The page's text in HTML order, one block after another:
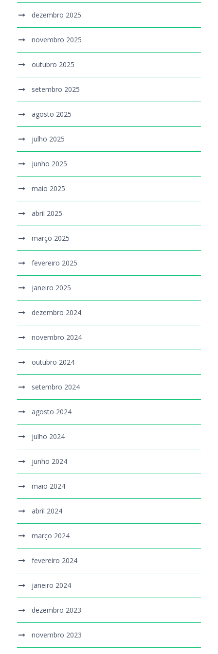
dezembro 2025
novembro 2025
outubro 2025
setembro 2025
agosto 2025
julho 2025
junho 2025
maio 2025
abril 2025
março 2025
fevereiro 2025
janeiro 2025
dezembro 2024
novembro 2024
outubro 2024
setembro 2024
agosto 2024
julho 2024
junho 2024
maio 2024
abril 2024
março 2024
fevereiro 2024
janeiro 2024
dezembro 2023
novembro 2023